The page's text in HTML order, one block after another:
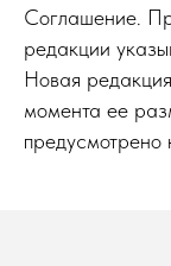
Соглашение.
редакции
Новая
момента ее
предусмотрено